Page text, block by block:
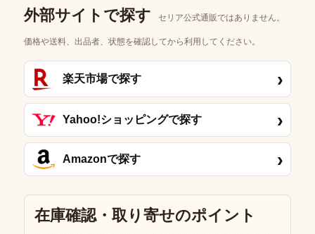
外部サイトで探す セリア公式通販ではありません。
価格や送料、出品者、状態を確認してから利用してください。
楽天市場で探す ›
Yahoo!ショッピングで探す ›
Amazonで探す ›
在庫確認・取り寄せのポイント